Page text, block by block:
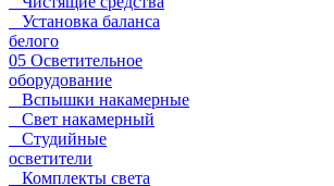
Установка баланса
белого
05 Осветительное
оборудование
Вспышки накамерные
Свет накамерный
Студийные
осветители
Комплекты света